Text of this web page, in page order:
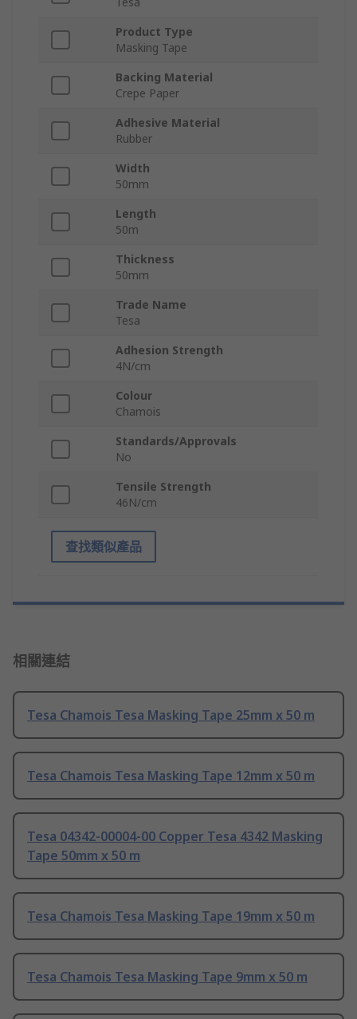
Product Type
Masking Tape
Backing Material
Crepe Paper
Adhesive Material
Rubber
Width
50mm
Length
50m
Thickness
50mm
Trade Name
Tesa
Adhesion Strength
4N/cm
Colour
Chamois
Standards/Approvals
No
Tensile Strength
46N/cm
查找類似產品
相關連結
Tesa Chamois Tesa Masking Tape 25mm x 50 m
Tesa Chamois Tesa Masking Tape 12mm x 50 m
Tesa 04342-00004-00 Copper Tesa 4342 Masking
Tape 50mm x 50 m
Tesa Chamois Tesa Masking Tape 19mm x 50 m
Tesa Chamois Tesa Masking Tape 9mm x 50 m